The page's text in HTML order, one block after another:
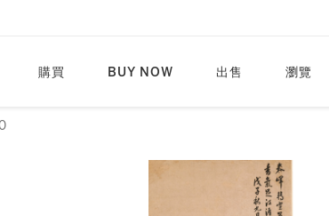
購買 BUY NOW 出售 瀏覽